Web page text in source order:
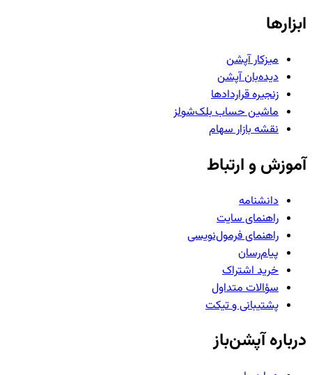
ابزارها
میزکار آپشن
دیده‌بان آپشن
زنجیره قراردادها
ماشین حساب بلک‌شولز
نقشه بازار سهام
آموزش و ارتباط
دانشنامه
راهنمای سایت
راهنمای فرمول‌نویسی
پیام‌رسان
خرید اشتراک
سؤالات متداول
پشتیبانی و تیکت
درباره آپشن‌باز